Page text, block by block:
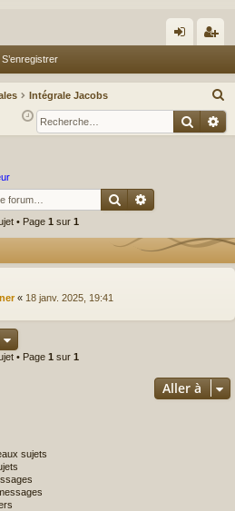
ne
xi
nr
eg
S’enregistrer
Intégrale Jacobs
e
c
Rechercher
• Page 1 sur 1
« 18 janv. 2025, 19:41
• Page 1 sur 1
Aller à
sujets